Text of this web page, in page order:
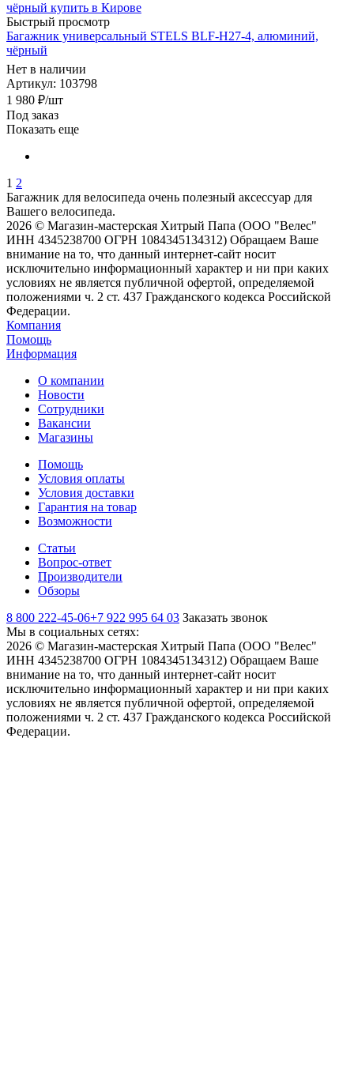
Быстрый просмотр
Багажник универсальный STELS BLF-H27-4, алюминий,
чёрный
Нет в наличии
Артикул: 103798
1 980 ₽/шт
Под заказ
Показать еще
1 2
Багажник для велосипеда очень полезный аксессуар для
Вашего велосипеда.
2026 © Магазин-мастерская Хитрый Папа (ООО "Велес"
ИНН 4345238700 ОГРН 1084345134312) Обращаем Ваше
внимание на то, что данный интернет-сайт носит
исключительно информационный характер и ни при каких
условиях не является публичной офертой, определяемой
положениями ч. 2 ст. 437 Гражданского кодекса Российской
Федерации.
Компания
Помощь
Информация
О компании
Новости
Сотрудники
Вакансии
Магазины
Помощь
Условия оплаты
Условия доставки
Гарантия на товар
Возможности
Статьи
Вопрос-ответ
Производители
Обзоры
8 800 222-45-06+7 922 995 64 03 Заказать звонок
Мы в социальных сетях:
2026 © Магазин-мастерская Хитрый Папа (ООО "Велес"
ИНН 4345238700 ОГРН 1084345134312) Обращаем Ваше
внимание на то, что данный интернет-сайт носит
исключительно информационный характер и ни при каких
условиях не является публичной офертой, определяемой
положениями ч. 2 ст. 437 Гражданского кодекса Российской
Федерации.